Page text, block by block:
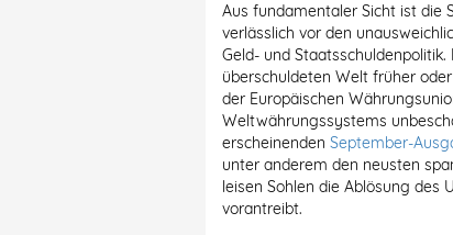
Aus fundamentaler Sicht ist die
verlässlich vor den
Geld- und
überschuldeten Welt früher
der Europäischen
Weltwährungssystems
erscheinenden September-
unter anderem den neusten
leisen Sohlen die Ablösung des
vorantreibt.